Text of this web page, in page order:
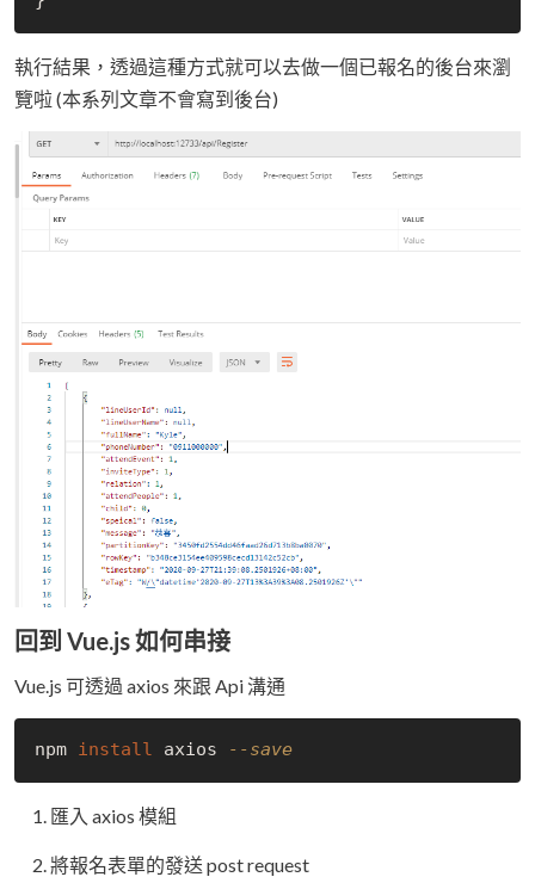
執行結果，透過這種方式就可以去做一個已報名的後台來瀏
覽啦 (本系列文章不會寫到後台)
回到 Vue.js 如何串接
Vue.js 可透過 axios 來跟 Api 溝通
npm install axios --save
匯入 axios 模組
將報名表單的發送 post request